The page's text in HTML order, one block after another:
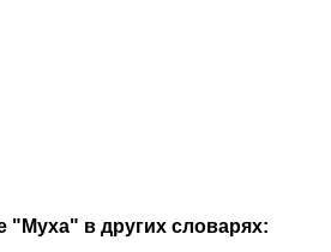
"Муха" в других словарях: